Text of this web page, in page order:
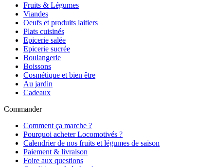
Fruits & Légumes
Viandes
Oeufs et produits laitiers
Plats cuisinés
Epicerie salée
Epicerie sucrée
Boulangerie
Boissons
Cosmétique et bien être
Au jardin
Cadeaux
Commander
Comment ça marche ?
Pourquoi acheter Locomotivés ?
Calendrier de nos fruits et légumes de saison
Paiement & livraison
Foire aux questions